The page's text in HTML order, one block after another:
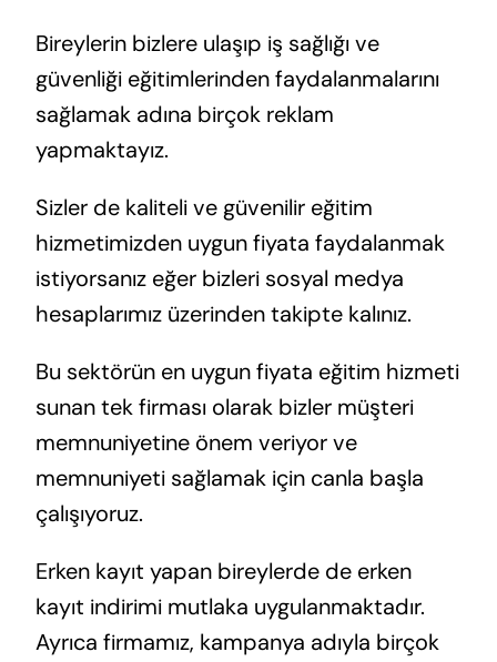
Bireylerin bizlere ulaşıp iş sağlığı ve
güvenliği eğitimlerinden faydalanmalarını
sağlamak adına birçok reklam
yapmaktayız.
Sizler de kaliteli ve güvenilir eğitim
hizmetimizden uygun fiyata faydalanmak
istiyorsanız eğer bizleri sosyal medya
hesaplarımız üzerinden takipte kalınız.
Bu sektörün en uygun fiyata eğitim hizmeti
sunan tek firması olarak bizler müşteri
memnuniyetine önem veriyor ve
memnuniyeti sağlamak için canla başla
çalışıyoruz.
Erken kayıt yapan bireylerde de erken
kayıt indirimi mutlaka uygulanmaktadır.
Ayrıca firmamız, kampanya adıyla birçok